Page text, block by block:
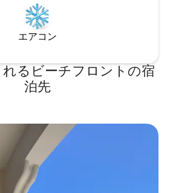
エアコン
るビーチフロントの宿
泊先